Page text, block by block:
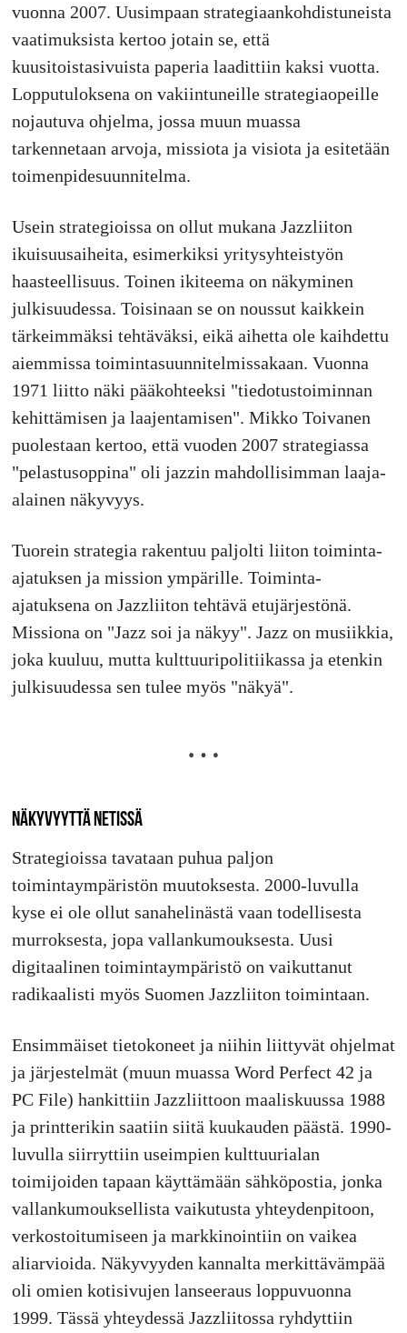
vuonna 2007. Uusimpaan strategiaankohdistuneista
vaatimuksista kertoo jotain se, että
kuusitoistasivuista paperia laadittiin kaksi vuotta.
Lopputuloksena on vakiintuneille strategiaopeille
nojautuva ohjelma, jossa muun muassa
tarkennetaan arvoja, missiota ja visiota ja esitetään
toimenpidesuunnitelma.
Usein strategioissa on ollut mukana Jazzliiton
ikuisuusaiheita, esimerkiksi yritysyhteistyön
haasteellisuus. Toinen ikiteema on näkyminen
julkisuudessa. Toisinaan se on noussut kaikkein
tärkeimmäksi tehtäväksi, eikä aihetta ole kaihdettu
aiemmissa toimintasuunnitelmissakaan. Vuonna
1971 liitto näki pääkohteeksi "tiedotustoiminnan
kehittämisen ja laajentamisen". Mikko Toivanen
puolestaan kertoo, että vuoden 2007 strategiassa
"pelastusoppina" oli jazzin mahdollisimman laaja-
alainen näkyvyys.
Tuorein strategia rakentuu paljolti liiton toiminta-
ajatuksen ja mission ympärille. Toiminta-
ajatuksena on Jazzliiton tehtävä etujärjestönä.
Missiona on "Jazz soi ja näkyy". Jazz on musiikkia,
joka kuuluu, mutta kulttuuripolitiikassa ja etenkin
julkisuudessa sen tulee myös "näkyä".
NÄKYVYYTTÄ NETISSÄ
Strategioissa tavataan puhua paljon
toimintaympäristön muutoksesta. 2000-luvulla
kyse ei ole ollut sanahelinästä vaan todellisesta
murroksesta, jopa vallankumouksesta. Uusi
digitaalinen toimintaympäristö on vaikuttanut
radikaalisti myös Suomen Jazzliiton toimintaan.
Ensimmäiset tietokoneet ja niihin liittyvät ohjelmat
ja järjestelmät (muun muassa Word Perfect 42 ja
PC File) hankittiin Jazzliittoon maaliskuussa 1988
ja printterikin saatiin siitä kuukauden päästä. 1990-
luvulla siirryttiin useimpien kulttuurialan
toimijoiden tapaan käyttämään sähköpostia, jonka
vallankumouksellista vaikutusta yhteydenpitoon,
verkostoitumiseen ja markkinointiin on vaikea
aliarvioida. Näkyvyyden kannalta merkittävämpää
oli omien kotisivujen lanseeraus loppuvuonna
1999. Tässä yhteydessä Jazzliitossa ryhdyttiin